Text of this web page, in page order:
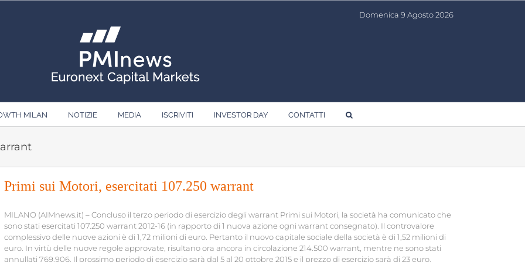
Domenica 9 Agosto 2026
MILAN NOTIZIE MEDIA ISCRIVITI INVESTOR DAY CONTATTI
Primi sui Motori, esercitati 107.250 warrant
MILANO (AIMnews.it) – Concluso il terzo periodo di esercizio degli warrant Primi sui Motori, la società ha comunicato che
sono stati esercitati 107.250 warrant 2012-16 (in rapporto di 1 nuova azione ogni warrant consegnato). Il controvalore
complessivo delle nuove azioni è di 1,72 milioni di euro. Pertanto il nuovo capitale sociale della società è di 1,52 milioni di
euro. In virtù delle nuove regole approvate, risultano ora ancora in circolazione 214.500 warrant, mentre ne sono stati
annullati 769.906. Il prossimo periodo di esercizio sarà dal 5 al 20 ottobre 2015 e il prezzo di esercizio sarà di 23 euro.